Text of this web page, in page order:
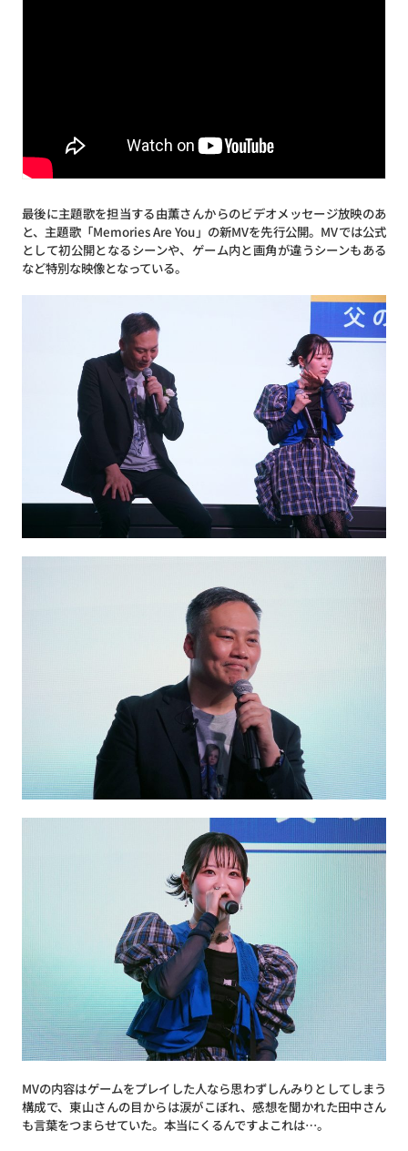
最後に主題歌を担当する由薫さんからのビデオメッセージ放映のあ
と、主題歌「Memories Are You」の新MVを先行公開。MVでは公式
として初公開となるシーンや、ゲーム内と画角が違うシーンもある
など特別な映像となっている。
MVの内容はゲームをプレイした人なら思わずしんみりとしてしまう
構成で、東山さんの目からは涙がこぼれ、感想を聞かれた田中さん
も言葉をつまらせていた。本当にくるんですよこれは…。